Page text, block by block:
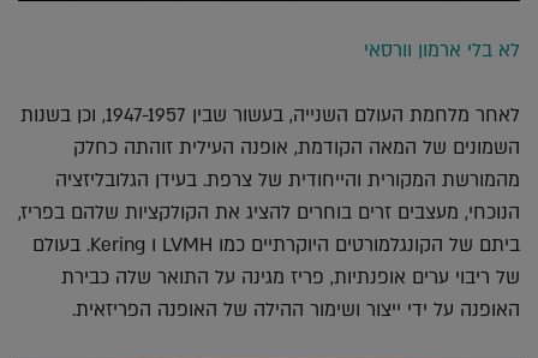
לא בלי ארמון וורסאי
לאחר מלחמת העולם השנייה, בעשור שבין 1947-1957, וכן בשנות
השמונים של המאה הקודמת, אופנה העילית זוהתה כחלק
מהמורשת המקורית והייחודית של צרפת. בעידן הגלובליזציה
הנוכחי, מעצבים זרים בוחרים להציג את הקולקציות שלהם בפריז,
ביתם של הקונגלמורטים היוקרתיים כמו LVMH ו Kering. בעולם
של ריבוי ערים אופנתיות, פריז מגינה על התואר שלה כבירת
האופנה על ידי ייצור ושימור ההילה של האופנה הפריזאית.